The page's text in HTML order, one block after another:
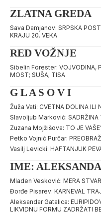
ZLATNA GREDA
Sava Damjanov: SRPSKA
KRAJU 20. VEKA
RED VOŽNJE
Sibelin Forester: VOJVODINA,
MOST; SUŠA; TISA
G L A S O V I
Žuža Vati: CVETNA DOLINA ILI
Slavoljub Marković: SADRŽINA
Zuzana Mojžišova: TO JE
Petko Vojnić Purčar:
Vasilj Levicki: HAFTANJUK
IME:
Mladen Vesković: MERA
Đorđe Pisarev: KARNEVAL
Aleksandar Gatalica:
LIKVIDNU FORMU ZADRŽATI